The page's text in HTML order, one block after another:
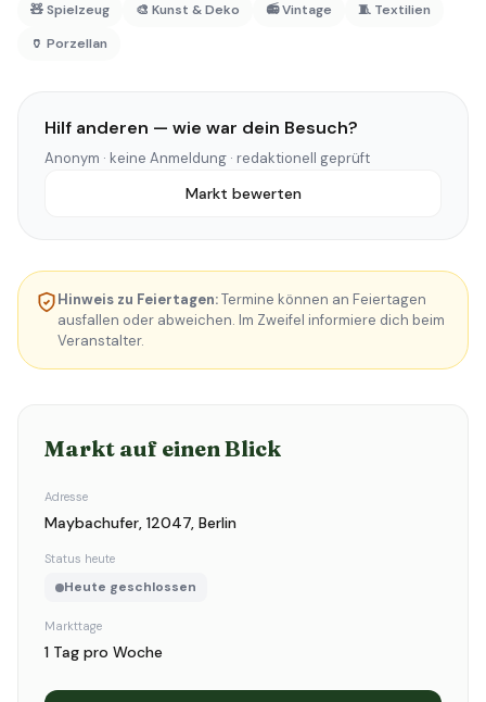
🧸 Spielzeug
🎨 Kunst & Deko 📻 Vintage
🧵 Textilien
🏺 Porzellan
Hilf anderen — wie war dein Besuch?
Anonym · keine Anmeldung · redaktionell geprüft
Markt bewerten
Hinweis zu Feiertagen:Termine können an Feiertagen
ausfallen oder abweichen. Im Zweifel informiere dich beim
Veranstalter.
Markt auf einen Blick
Adresse
Maybachufer, 12047, Berlin
Status heute
Heute geschlossen
Markttage
1 Tag pro Woche